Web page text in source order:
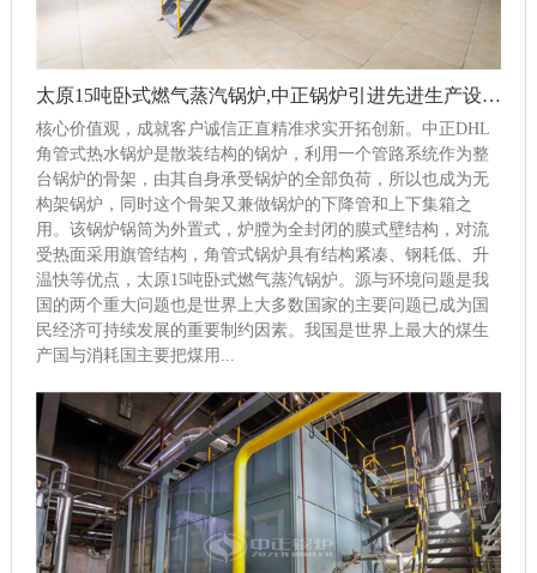
太原15吨卧式燃气蒸汽锅炉,中正锅炉引进先进生产设备再提核心竞争力
核心价值观，成就客户诚信正直精准求实开拓创新。中正DHL
角管式热水锅炉是散装结构的锅炉，利用一个管路系统作为整
台锅炉的骨架，由其自身承受锅炉的全部负荷，所以也成为无
构架锅炉，同时这个骨架又兼做锅炉的下降管和上下集箱之
用。该锅炉锅筒为外置式，炉膛为全封闭的膜式壁结构，对流
受热面采用旗管结构，角管式锅炉具有结构紧凑、钢耗低、升
温快等优点，太原15吨卧式燃气蒸汽锅炉。源与环境问题是我
国的两个重大问题也是世界上大多数国家的主要问题已成为国
民经济可持续发展的重要制约因素。我国是世界上最大的煤生
产国与消耗国主要把煤用...